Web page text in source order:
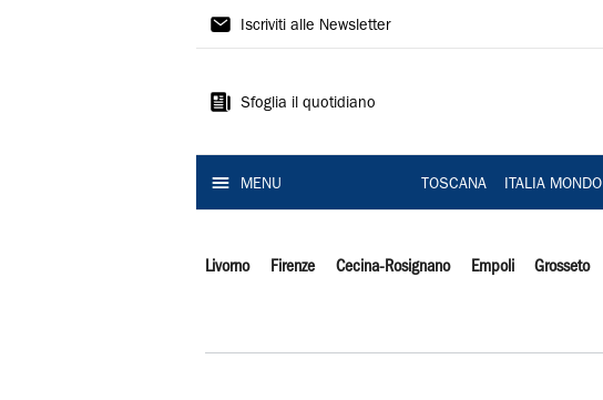
Il
Iscriviti alle Newsletter
Sfoglia il quotidiano
MENU TOSCANA ITALIA MONDO
Livorno Firenze Cecina-Rosignano Empoli Grosseto